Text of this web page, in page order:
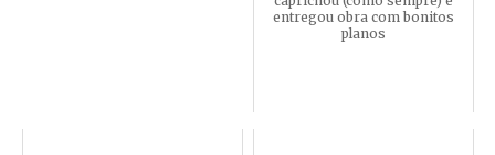
entregou obra com bonitos
planos